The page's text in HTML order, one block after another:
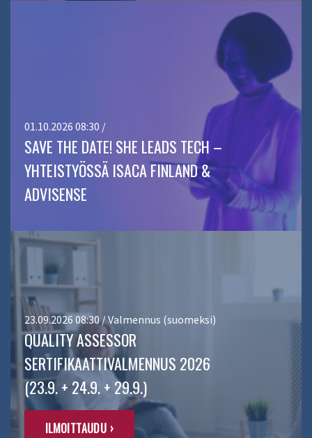
01.10.2026 08:30 /
SAVE THE DATE! SHE LEADS TECH –
YHTEISTYÖSSÄ ISACA FINLAND &
ADVISENSE
23.09.2026 08:30 / Valmennus (suomeksi)
QUALITY ASSESSOR
SERTIFIKAATTIVALMENNUS 2026
(23.9. + 24.9. + 29.9.)
ILMOITTAUDU ›